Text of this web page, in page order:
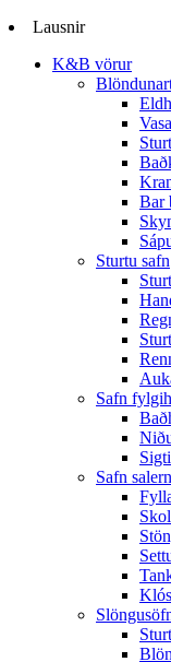
Lausnir
K&B vörur
Bar
Sturtu safn
Safn
Sigti
Safn